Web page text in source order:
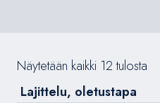
Näytetään kaikki 12 tulosta